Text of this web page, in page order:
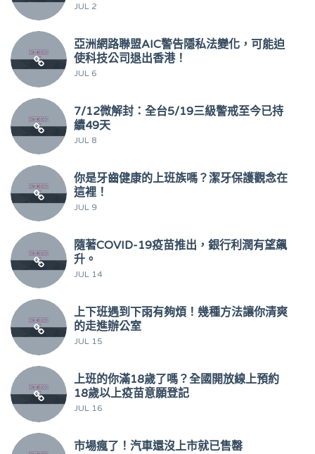
JUL 2
亞洲網路聯盟AIC警告隱私法變化，可能迫
使科技公司退出香港！
JUL 6
7/12微解封：全台5/19三級警戒至今已持
續49天
JUL 8
你是牙齒健康的上班族嗎？潔牙保護觀念在
這裡！
JUL 9
隨著COVID-19疫苗推出，銀行利潤有望飆
升。
JUL 14
上下班遇到下雨有夠煩！幾種方法讓你清爽
的走進辦公室
JUL 15
上班的你滿18歲了嗎？全國開放線上預約
18歲以上疫苗意願登記
JUL 16
市場瘋了！汽車還沒上市就已售罄